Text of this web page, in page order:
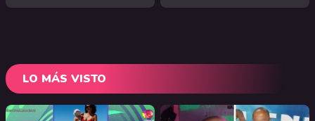
LO MÁS VISTO